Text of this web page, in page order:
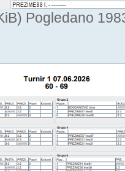
Pogledano